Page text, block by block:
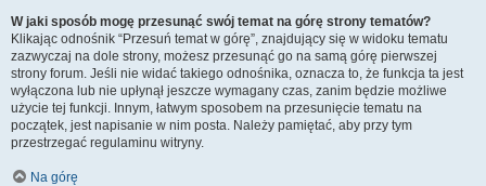
W jaki sposób mogę przesunąć swój temat na górę strony tematów?
Klikając odnośnik “Przesuń temat w górę”, znajdujący się w widoku tematu
zazwyczaj na dole strony, możesz przesunąć go na samą górę pierwszej
strony forum. Jeśli nie widać takiego odnośnika, oznacza to, że funkcja ta jest
wyłączona lub nie upłynął jeszcze wymagany czas, zanim będzie możliwe
użycie tej funkcji. Innym, łatwym sposobem na przesunięcie tematu na
początek, jest napisanie w nim posta. Należy pamiętać, aby przy tym
przestrzegać regulaminu witryny.
Na górę